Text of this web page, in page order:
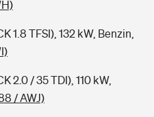
1.8 TFSI), 132 kW, Benzin,
2.0 / 35 TDI), 110 kW,
/ AWJ)